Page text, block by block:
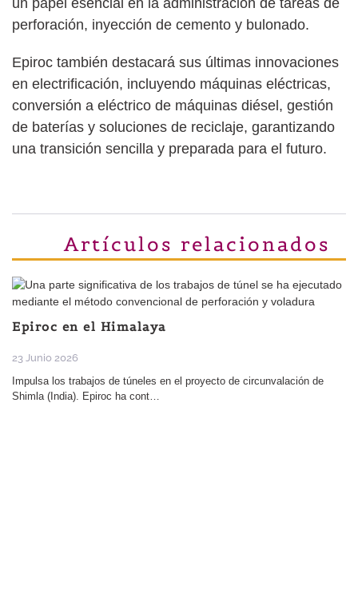
perforación, inyección de cemento y bulonado.
Epiroc también destacará sus últimas innovaciones
en electrificación, incluyendo máquinas eléctricas,
conversión a eléctrico de máquinas diésel, gestión
de baterías y soluciones de reciclaje, garantizando
una transición sencilla y preparada para el futuro.
Artículos relacionados
Epiroc en el Himalaya
23 Junio 2026
Impulsa los trabajos de túneles en el proyecto de circunvalación de
Shimla (India). Epiroc ha cont…